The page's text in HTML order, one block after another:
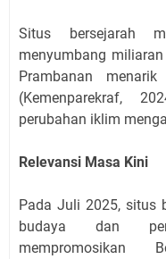
Situs bersejarah
menyumbang
Prambanan
(Kemenparekraf,
perubahan iklim
Relevansi Masa Kini
Pada Juli 2025, situs
budaya dan
mempromosikan